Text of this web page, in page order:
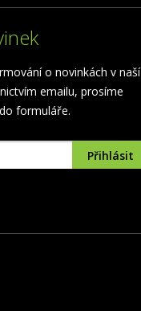
o novinkách v naší
emailu, prosíme
formuláře.